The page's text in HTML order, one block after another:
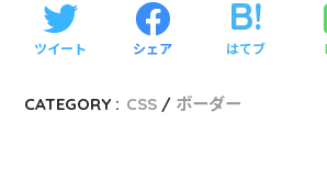
ツイート シェア はてブ
CATEGORY : CSS ボーダー